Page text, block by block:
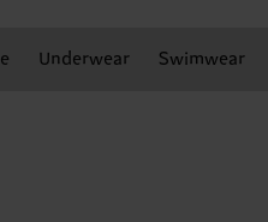
Underwear Swimwear